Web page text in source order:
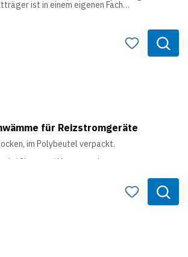
ist in einem eigenen Fach
oder Erschütterung sichern. Besonders
von Zytologie- und Geologie-Proben.
für Reizstromgeräte
im Polybeutel verpackt.
/ Siemens / Nemectrodyn etc.